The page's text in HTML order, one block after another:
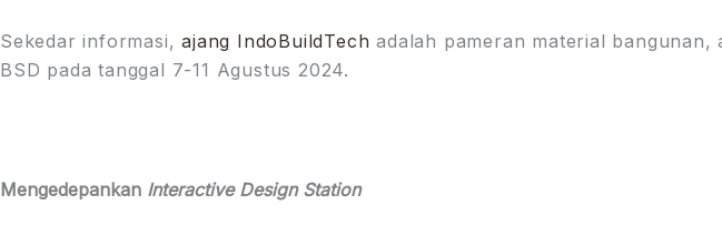
Sekedar informasi, ajang IndoBuildTech adalah pameran material
BSD pada tanggal 7-11 Agustus 2024.
Mengedepankan Interactive Design Station